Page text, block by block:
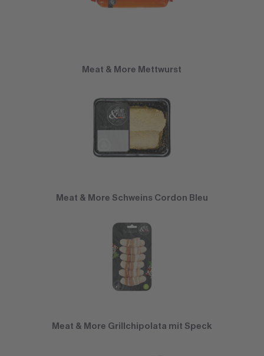
Meat & More Mettwurst
Meat & More Schweins Cordon Bleu
Meat & More Grillchipolata mit Speck